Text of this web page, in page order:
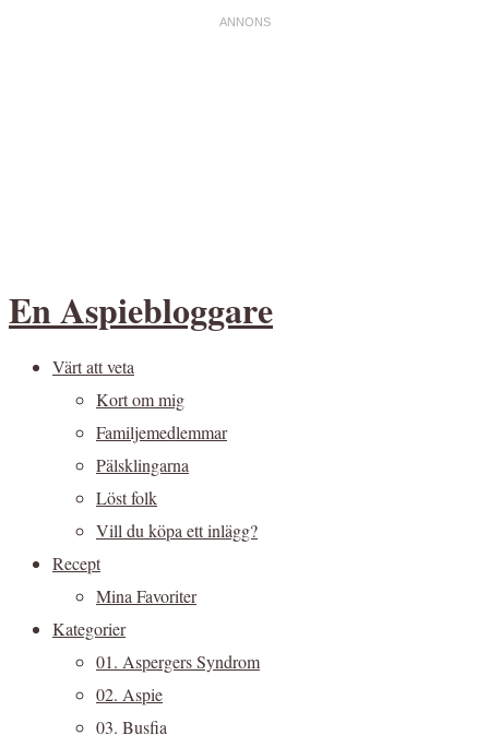
En Aspiebloggare
Värt att veta
Kort om mig
Familjemedlemmar
Pälsklingarna
Löst folk
Vill du köpa ett inlägg?
Recept
Mina Favoriter
Kategorier
01. Aspergers Syndrom
02. Aspie
03. Busfia